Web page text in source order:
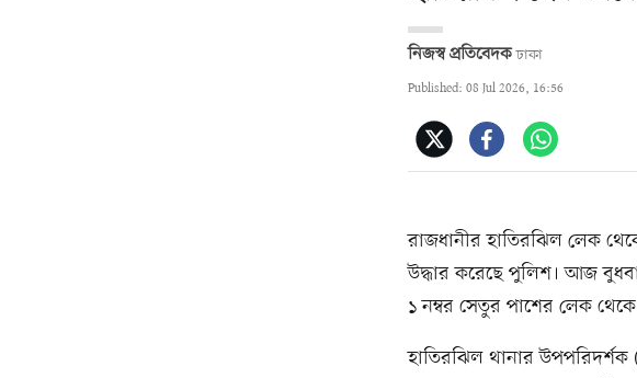
নিজস্ব প্রতিবেদক ঢাকা
Published: 08 Jul 2026, 16:56
রাজধানীর হাতিরঝিল লেক
উদ্ধার করেছে পুলিশ। আজ
১ নম্বর সেতুর পাশের লেক
হাতিরঝিল থানার